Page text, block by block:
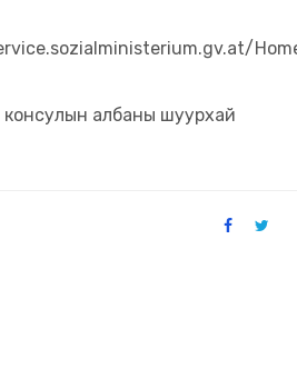
албаны шуурхай